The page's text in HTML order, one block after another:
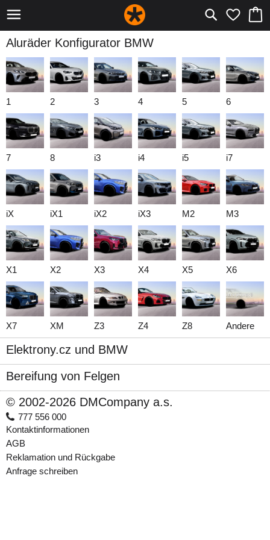
Aluräder Konfigurator BMW
1 2 3 4 5 6
7 8 i3 i4 i5 i7
iX iX1 iX2 iX3 M2 M3
X1 X2 X3 X4 X5 X6
X7 XM Z3 Z4 Z8 Andere
Elektrony.cz und BMW
Bereifung von Felgen
© 2002-2026 DMCompany a.s.
777 556 000
Kontaktinformationen
AGB
Reklamation und Rückgabe
Anfrage schreiben